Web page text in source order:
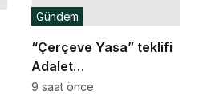
“Çerçeve Yasa” teklifi
Adalet
Komisyonu’nda… İYİ
Gündem
9 saat önce